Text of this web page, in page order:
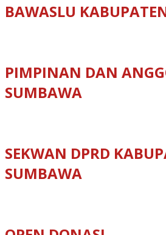
BAWASLU
PIMPINAN DAN
SUMBAWA
SEKWAN DPRD
SUMBAWA